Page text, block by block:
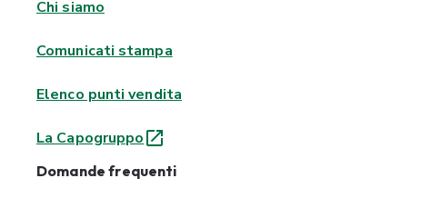
Chi siamo
Comunicati stampa
Elenco punti vendita
La Capogruppo
Domande frequenti